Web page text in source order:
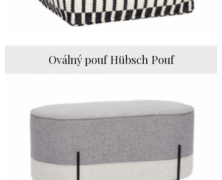
Oválný pouf Hübsch Pouf